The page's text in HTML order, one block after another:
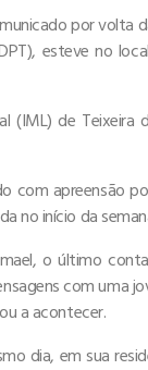
por volta
esteve no
de Teixeira
com apreensão
no início da
o último
com uma
a acontecer.
dia, em sua